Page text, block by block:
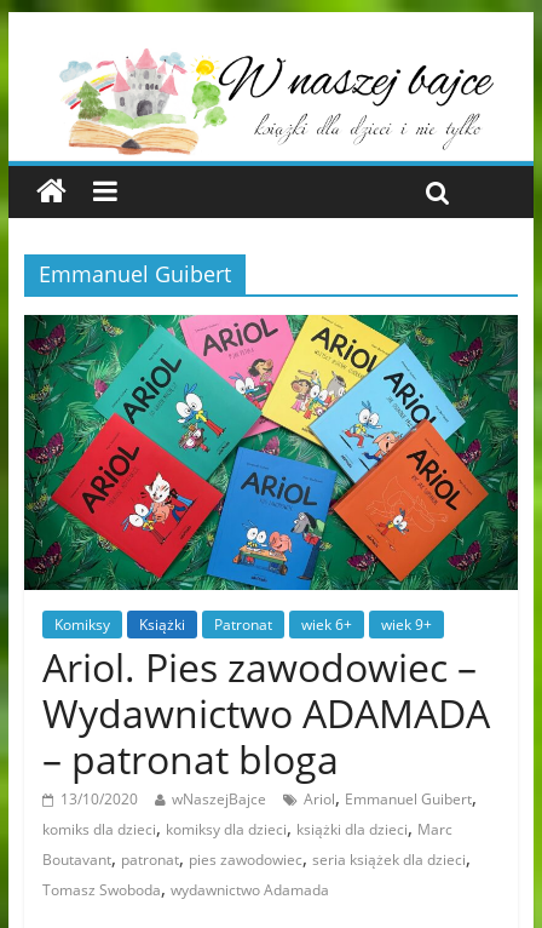
Emmanuel Guibert
Komiksy Książki Patronat wiek 6+ wiek 9+
Ariol. Pies zawodowiec –
Wydawnictwo ADAMADA
– patronat bloga
13/10/2020 wNaszejBajce Ariol, Emmanuel Guibert,
komiks dla dzieci, komiksy dla dzieci, książki dla dzieci, Marc
Boutavant, patronat, pies zawodowiec, seria książek dla dzieci,
Tomasz Swoboda, wydawnictwo Adamada